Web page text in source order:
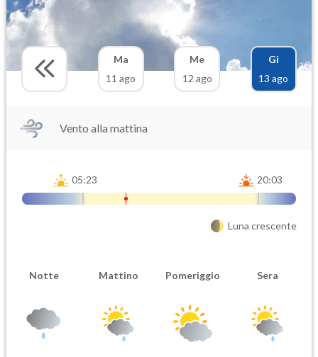
Ma
11 ago
Me
12 ago
Gi
13 ago
Vento alla mattina
05:23 20:03
Luna crescente
Notte Mattino Pomeriggio Sera